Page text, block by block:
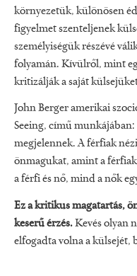
környezetük, különösen
figyelmet szenteljenek
személyiségük részévé
folyamán. Kívülről, mint
kritizálják a saját
John Berger amerikai
Seeing, című munkájában:
megjelennek. A férfiak
önmagukat, amint a
a férfi és nő, mind a nők
Ez a kritikus magatartás,
keserű érzés.Kevés olyan
elfogadta volna a külsejét,